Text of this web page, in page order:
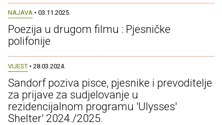
NAJAVA • 03.11.2025.
Poezija u drugom filmu : Pjesničke
polifonije
VIJEST • 28.03.2024.
Sandorf poziva pisce, pjesnike i prevoditelje
za prijave za sudjelovanje u
rezidencijalnom programu 'Ulysses'
Shelter' 2024./2025.